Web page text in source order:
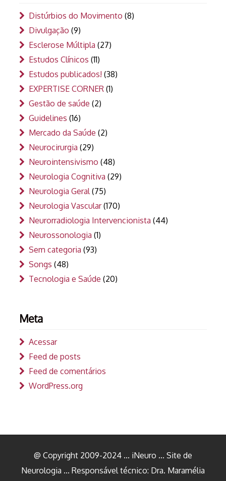
Distúrbios do Movimento (8)
Divulgação (9)
Esclerose Múltipla (27)
Estudos Clínicos (11)
Estudos publicados! (38)
EXPERTISE CORNER (1)
Gestão de saúde (2)
Guidelines (16)
Mercado da Saúde (2)
Neurocirurgia (29)
Neurointensivismo (48)
Neurologia Cognitiva (29)
Neurologia Geral(75)
Neurologia Vascular(170)
Neurorradiologia Intervencionista (44)
Neurossonologia (1)
Sem categoria (93)
Songs (48)
Tecnologia e Saúde (20)
Meta
Acessar
Feed de posts
Feed de comentários
WordPress.org
@ Copyright 2009-2024 ... iNeuro ... Site de
Neurologia ... Responsável técnico: Dra. Maramélia